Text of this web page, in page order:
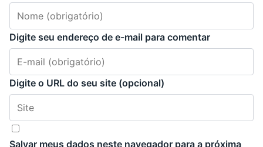
Digite seu endereço de e-mail para comentar
Digite o URL do seu site (opcional)
Salvar meus dados neste navegador para a próxima